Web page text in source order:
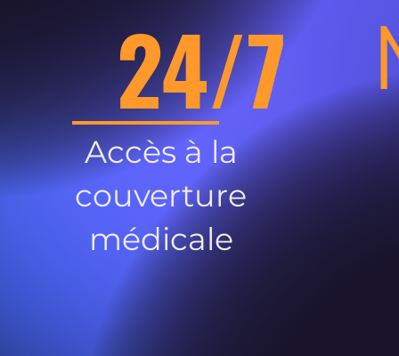
24/7
Accès à la
couverture
médicale